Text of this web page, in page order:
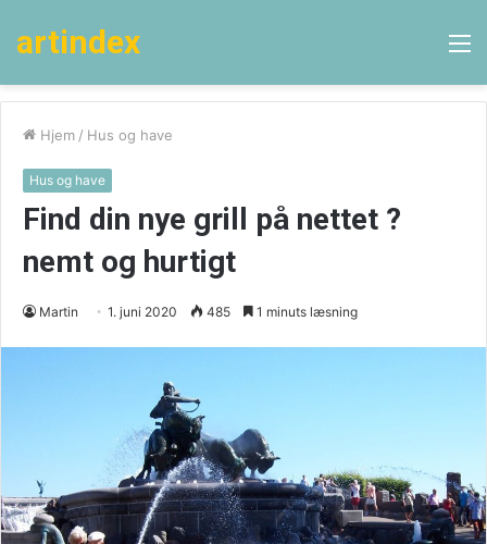
artindex
Hjem / Hus og have
Hus og have
Find din nye grill på nettet ?
nemt og hurtigt
Martin 1. juni 2020 485 1 minuts læsning